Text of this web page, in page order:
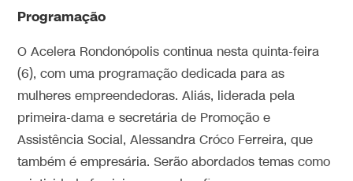
Programação
O Acelera Rondonópolis continua nesta quinta-feira
(6), com uma programação dedicada para as
mulheres empreendedoras. Aliás, liderada pela
primeira-dama e secretária de Promoção e
Assistência Social, Alessandra Cróco Ferreira, que
também é empresária. Serão abordados temas como